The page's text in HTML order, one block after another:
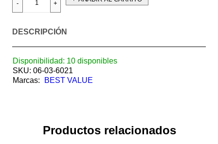
DESCRIPCIÓN
Disponibilidad: 10 disponibles
SKU: 06-03-6021
Marcas:
BEST VALUE
Productos relacionados